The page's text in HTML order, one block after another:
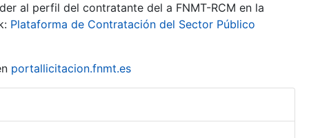
al perfil del contratante del a FNMT-RCM en la
Plataforma de Contratación del Sector Público
portallicitacion.fnmt.es